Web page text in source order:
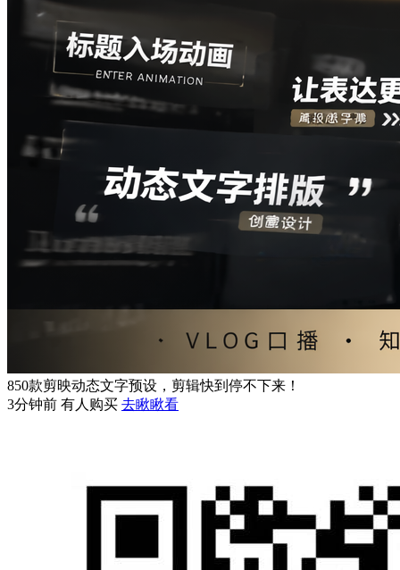
850款剪映动态文字预设，剪辑快到停不下来！
3分钟前 有人购买 去瞅瞅看